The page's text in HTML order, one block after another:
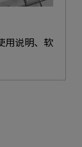
用说明、软